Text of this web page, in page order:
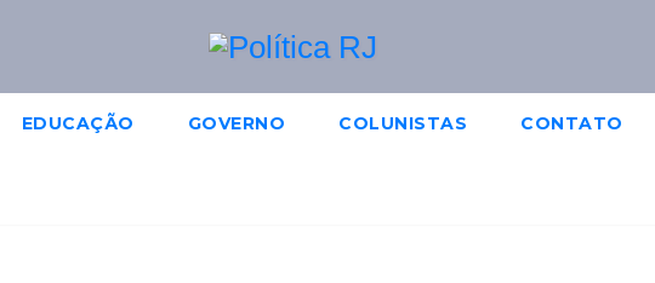
EDUCAÇÃO GOVERNO COLUNISTAS CONTATO